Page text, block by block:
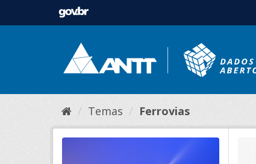
Temas Ferrovias